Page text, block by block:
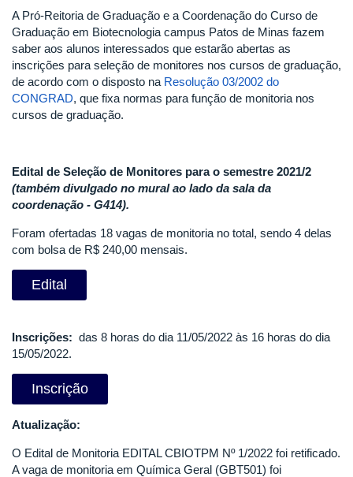
-
Patos
A Pró-Reitoria de Graduação e a Coordenação do Curso de
Graduação em Biotecnologia campus Patos de Minas fazem
saber aos alunos interessados que estarão abertas as
inscrições para seleção de monitores nos cursos de graduação,
de acordo com o disposto na Resolução 03/2002 do
CONGRAD, que fixa normas para função de monitoria nos
cursos de graduação.
Edital de Seleção de Monitores para o semestre 2021/2
(também divulgado no mural ao lado da sala da
coordenação - G414).
Foram ofertadas 18 vagas de monitoria no total, sendo 4 delas
com bolsa de R$ 240,00 mensais.
Edital
Inscrições: das 8 horas do dia 11/05/2022 às 16 horas do dia
15/05/2022.
Inscrição
Atualização:
O Edital de Monitoria EDITAL CBIOTPM Nº 1/2022 foi retificado.
A vaga de monitoria em Química Geral (GBT501) foi